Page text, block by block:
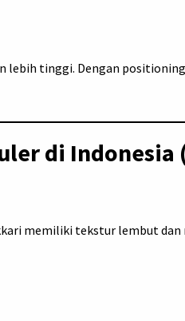
lebih tinggi. Dengan
di Indonesia
memiliki tekstur lembut